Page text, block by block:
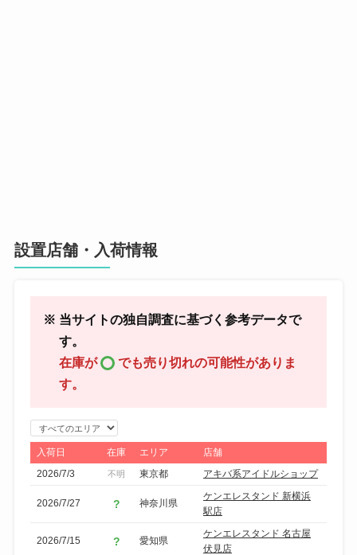
設置店舗・入荷情報
※ 当サイトの独自調査に基づく参考データで
す。
在庫が
でも売り切れの可能性がありま
す。
エ
リ
ア
絞
込
入荷日 在庫 エリア
店舗
2026/7/3
不明 東京都 アキバ系アイドルショップ
2026/7/27 神奈川県
ケンエレスタンド 新横浜
駅店
2026/7/15 愛知県
ケンエレスタンド 名古屋
伏見店